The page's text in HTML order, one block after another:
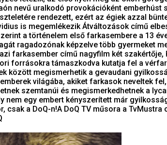
nevű uralkodó provokációként emberhúst
rendezett, ezért az égiek azzal
is megemlékezik Átváltozások című
a történelem első farkasembere a 13
ragadozónak képzelve több gyermeket
farkasember című nagyfilm két szakértője,
forrásokra támaszkodva kutatja fel a
között megismerhetik a gevaudani
világába, akiket farkasok neveltek fel,
szemtanúi és megismerkedhetnek a
nem egy embert kényszerített már
csak a DoQ-n!A DoQ TV műsora a TvMustra